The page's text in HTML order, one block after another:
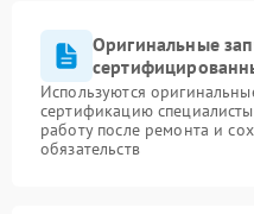
Оригинальные
Используются
сертификацию
работу после ремонта и
обязательств